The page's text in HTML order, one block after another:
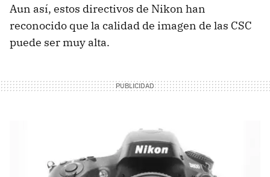
Aun así, estos directivos de Nikon han
reconocido que la calidad de imagen de las CSC
puede ser muy alta.